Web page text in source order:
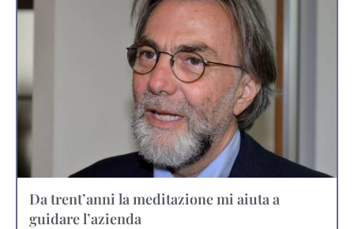
Da trent’anni la meditazione mi aiuta a
guidare l’azienda